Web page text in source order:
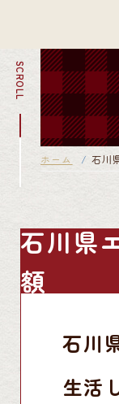
SCROLL
ホーム 石川
石川県
額
石川
生活